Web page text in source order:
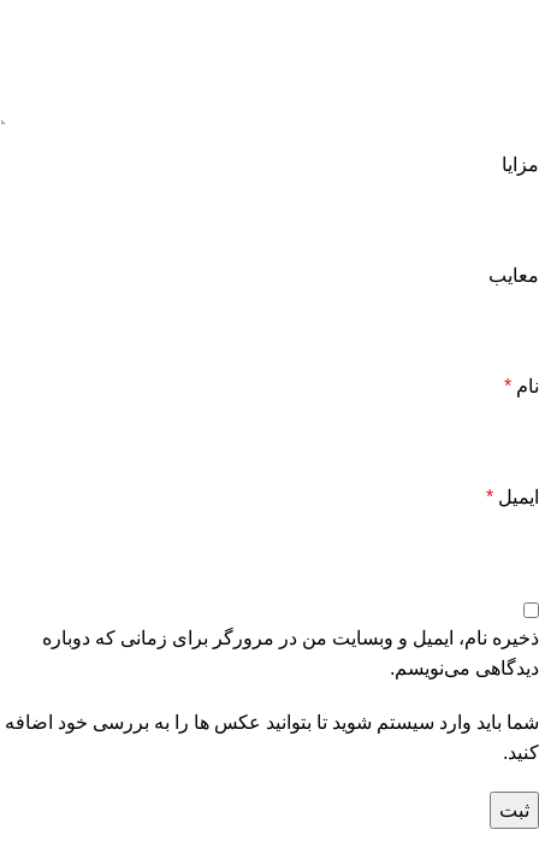
مزایا
معایب
نام *
ایمیل *
ذخیره نام، ایمیل و وبسایت من در مرورگر برای زمانی که دوباره
دیدگاهی می‌نویسم.
شما باید وارد سیستم شوید تا بتوانید عکس ها را به بررسی خود اضافه
کنید.